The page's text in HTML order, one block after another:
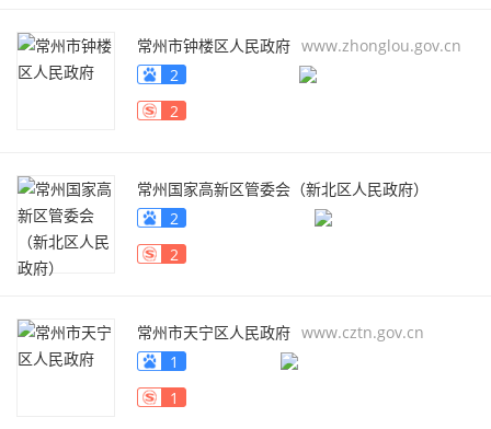
常州市钟楼区人民政府 www.zhonglou.gov.cn
2
2
常州国家高新区管委会（新北区人民政府）
www.cznd.gov.cn
2
2
常州市天宁区人民政府 www.cztn.gov.cn
1
1